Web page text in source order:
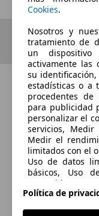
Cookies.
Nosotros y
tratamiento de
un
activamente las
su
estadísticas o a
procedentes
para publicidad
personalizar el
servicios,
Medir el
limitados con el
Uso de datos
básicos, Uso
contenido
localización
Política de